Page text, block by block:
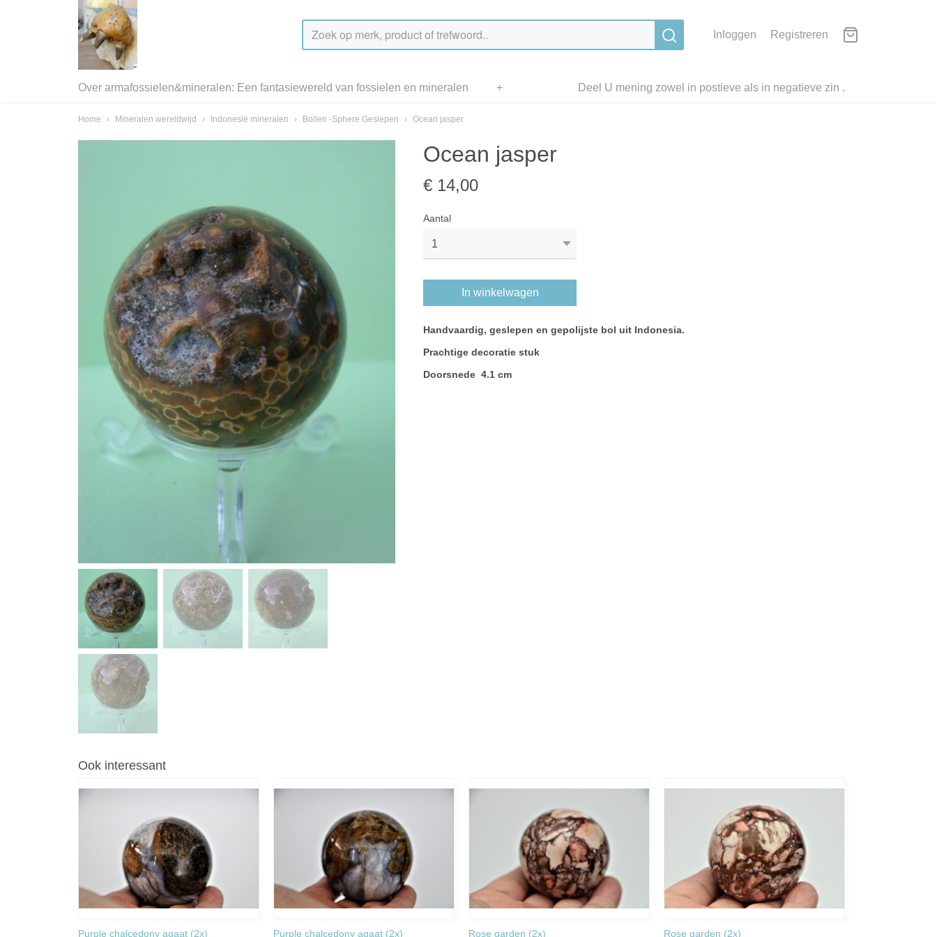
Inloggen Registreren
Deel U mening zowel in postieve als in negatieve zin .
Over armafossielen&mineralen: Een fantasiewereld van fossielen en mineralen +
Home › Mineralen wereldwijd › Indonesië mineralen › Bollen -Sphere Geslepen › Ocean jasper
Ocean jasper
€ 14,00
Aantal
In winkelwagen
Handvaardig, geslepen en gepolijste bol uit Indonesia.
Prachtige decoratie stuk
Doorsnede 4.1 cm
Ook interessant
Purple chalcedony agaat (2x) Purple chalcedony agaat (2x) Rose garden (2x) Rose garden (2x)